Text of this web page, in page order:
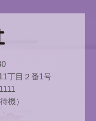
丁目２番1号
機）